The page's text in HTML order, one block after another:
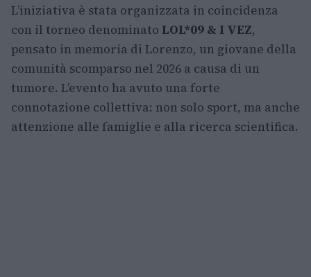
L’iniziativa è stata organizzata in coincidenza
con il torneo denominato LOL*09 & I VEZ,
pensato in memoria di Lorenzo, un giovane della
comunità scomparso nel 2026 a causa di un
tumore. L’evento ha avuto una forte
connotazione collettiva: non solo sport, ma anche
attenzione alle famiglie e alla ricerca scientifica.